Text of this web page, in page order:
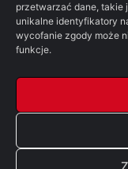
przetwarzać dane, takie
unikalne identyfikatory
wycofanie zgody może
funkcje.
Starcie Królów
Tolkienowskie Q&A
© Copyright